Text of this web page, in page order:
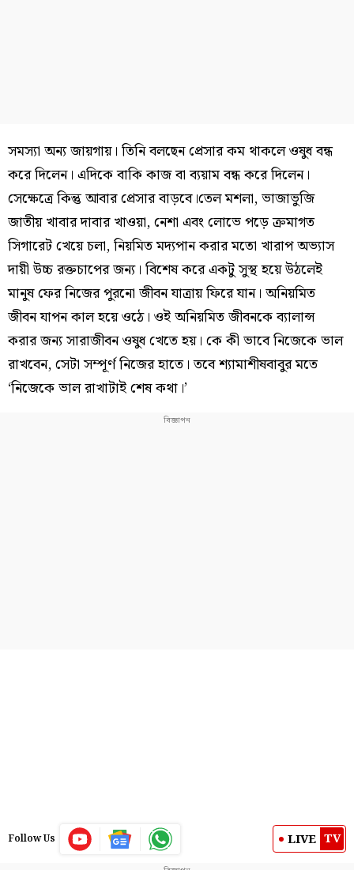
সমস্যা অন্য জায়গায়। তিনি বলছেন প্রেসার কম থাকলে ওষুধ বন্ধ
করে দিলেন। এদিকে বাকি কাজ বা ব্যয়াম বন্ধ করে দিলেন।
সেক্ষেত্রে কিন্তু আবার প্রেসার বাড়বে।তেল মশলা, ভাজাভুজি
জাতীয় খাবার দাবার খাওয়া, নেশা এবং লোভে পড়ে ক্রমাগত
সিগারেট খেয়ে চলা, নিয়মিত মদ্যপান করার মতো খারাপ অভ্যাস
দায়ী উচ্চ রক্তচাপের জন্য। বিশেষ করে একটু সুস্থ হয়ে উঠলেই
মানুষ ফের নিজের পুরনো জীবন যাত্রায় ফিরে যান। অনিয়মিত
জীবন যাপন কাল হয়ে ওঠে। ওই অনিয়মিত জীবনকে ব্যালান্স
করার জন্য সারাজীবন ওষুধ খেতে হয়। কে কী ভাবে নিজেকে ভাল
রাখবেন, সেটা সম্পূর্ণ নিজের হাতে। তবে শ্যামাশীষবাবুর মতে
‘নিজেকে ভাল রাখাটাই শেষ কথা।’
Follow Us LIVE TV